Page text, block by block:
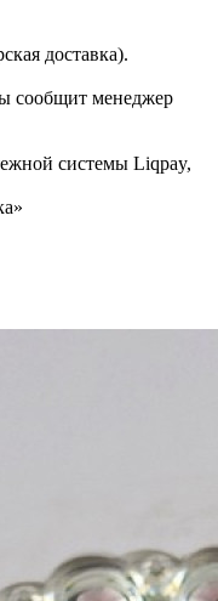
доставка).
сообщит менеджер
системы Liqpay,